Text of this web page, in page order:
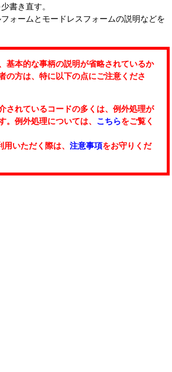
書き直す。
ォームとモードレスフォームの説明などを
基本的な事柄の説明が省略されているか
の方は、特に以下の点にご注意くださ
されているコードの多くは、例外処理が
。例外処理については、 こちらをご覧く
いただく際は、 注意事項をお守りくだ